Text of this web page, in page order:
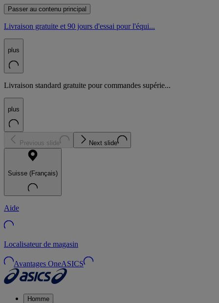
Passer au contenu principal
Livraison gratuite et 90 jours d'essai pour l'équi...
plus
Livraison standard gratuite pour commandes supérie...
plus
Previous slide Next slide
Suisse (Français)
Aide
Localisateur de magasin
Avantages OneASICS
Homme